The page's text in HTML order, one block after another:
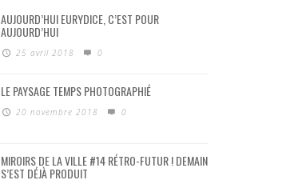
AUJOURD’HUI EURYDICE, C’EST POUR
AUJOURD’HUI
25 avril 2018 0
LE PAYSAGE TEMPS PHOTOGRAPHIÉ
20 novembre 2018 0
MIROIRS DE LA VILLE #14 RÉTRO-FUTUR ! DEMAIN
S’EST DÉJÀ PRODUIT